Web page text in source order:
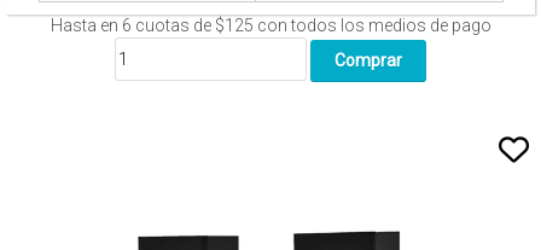
Hasta en 6 cuotas de $125 con todos los medios de pago